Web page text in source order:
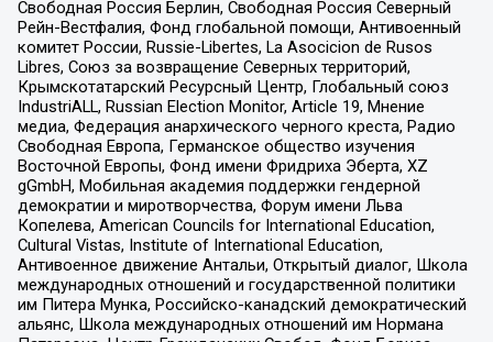
Свободная Россия Берлин, Свободная Россия Северный
Рейн-Вестфалия, Фонд глобальной помощи, Антивоенный
комитет России, Russie-Libertes, La Asocicion de Rusos
Libres, Союз за возвращение Северных территорий,
Крымскотатарский Ресурсный Центр, Глобальный союз
IndustriALL, Russian Election Monitor, Article 19, Мнение
медиа, Федерация анархического черного креста, Радио
Свободная Европа, Германское общество изучения
Восточной Европы, Фонд имени Фридриха Эберта, XZ
gGmbH, Мобильная академия поддержки гендерной
демократии и миротворчества, Форум имени Льва
Копелева, American Councils for International Education,
Cultural Vistas, Institute of International Education,
Антивоенное движение Антальи, Открытый диалог, Школа
международных отношений и государственной политики
им Питера Мунка, Российско-канадский демократический
альянс, Школа международных отношений им Нормана